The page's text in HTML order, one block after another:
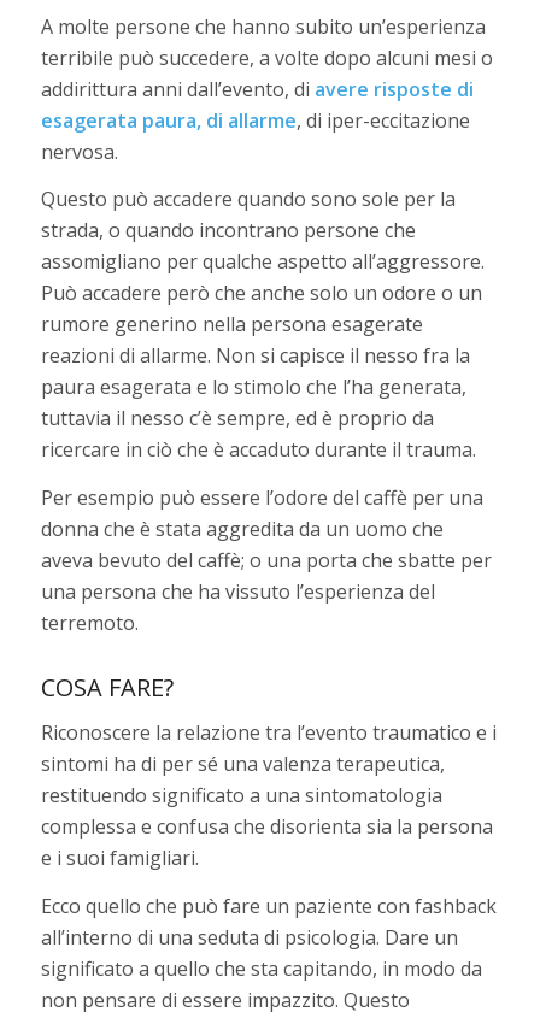
A molte persone che hanno subito un’esperienza
terribile può succedere, a volte dopo alcuni mesi o
addirittura anni dall’evento, di avere risposte di
esagerata paura, di allarme, di iper-eccitazione
nervosa.
Questo può accadere quando sono sole per la
strada, o quando incontrano persone che
assomigliano per qualche aspetto all’aggressore.
Può accadere però che anche solo un odore o un
rumore generino nella persona esagerate
reazioni di allarme. Non si capisce il nesso fra la
paura esagerata e lo stimolo che l’ha generata,
tuttavia il nesso c’è sempre, ed è proprio da
ricercare in ciò che è accaduto durante il trauma.
Per esempio può essere l’odore del caffè per una
donna che è stata aggredita da un uomo che
aveva bevuto del caffè; o una porta che sbatte per
una persona che ha vissuto l’esperienza del
terremoto.
COSA FARE?
Riconoscere la relazione tra l’evento traumatico e i
sintomi ha di per sé una valenza terapeutica,
restituendo significato a una sintomatologia
complessa e confusa che disorienta sia la persona
e i suoi famigliari.
Ecco quello che può fare un paziente con fashback
all’interno di una seduta di psicologia. Dare un
significato a quello che sta capitando, in modo da
non pensare di essere impazzito. Questo